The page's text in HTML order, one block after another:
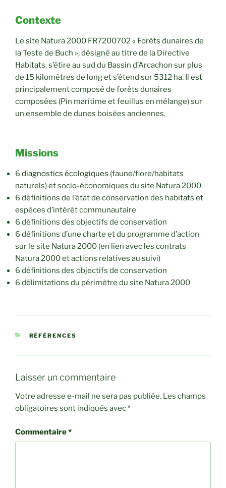
Contexte
Le site Natura 2000 FR7200702 « Forêts dunaires de
la Teste de Buch », désigné au titre de la Directive
Habitats, s’étire au sud du Bassin d’Arcachon sur plus
de 15 kilomètres de long et s’étend sur 5312 ha. Il est
principalement composé de forêts dunaires
composées (Pin maritime et feuillus en mélange) sur
un ensemble de dunes boisées anciennes.
Missions
6 diagnostics écologiques (faune/flore/habitats
naturels) et socio-économiques du site Natura 2000
6 définitions de l’état de conservation des habitats et
espèces d’intérêt communautaire
6 définitions des objectifs de conservation
6 définitions d’une charte et du programme d’action
sur le site Natura 2000 (en lien avec les contrats
Natura 2000 et actions relatives au suivi)
6 définitions des objectifs de conservation
6 délimitations du périmètre du site Natura 2000
CATÉGORIES
RÉFÉRENCES
Laisser un commentaire
Votre adresse e-mail ne sera pas publiée. Les champs
obligatoires sont indiqués avec*
Commentaire*